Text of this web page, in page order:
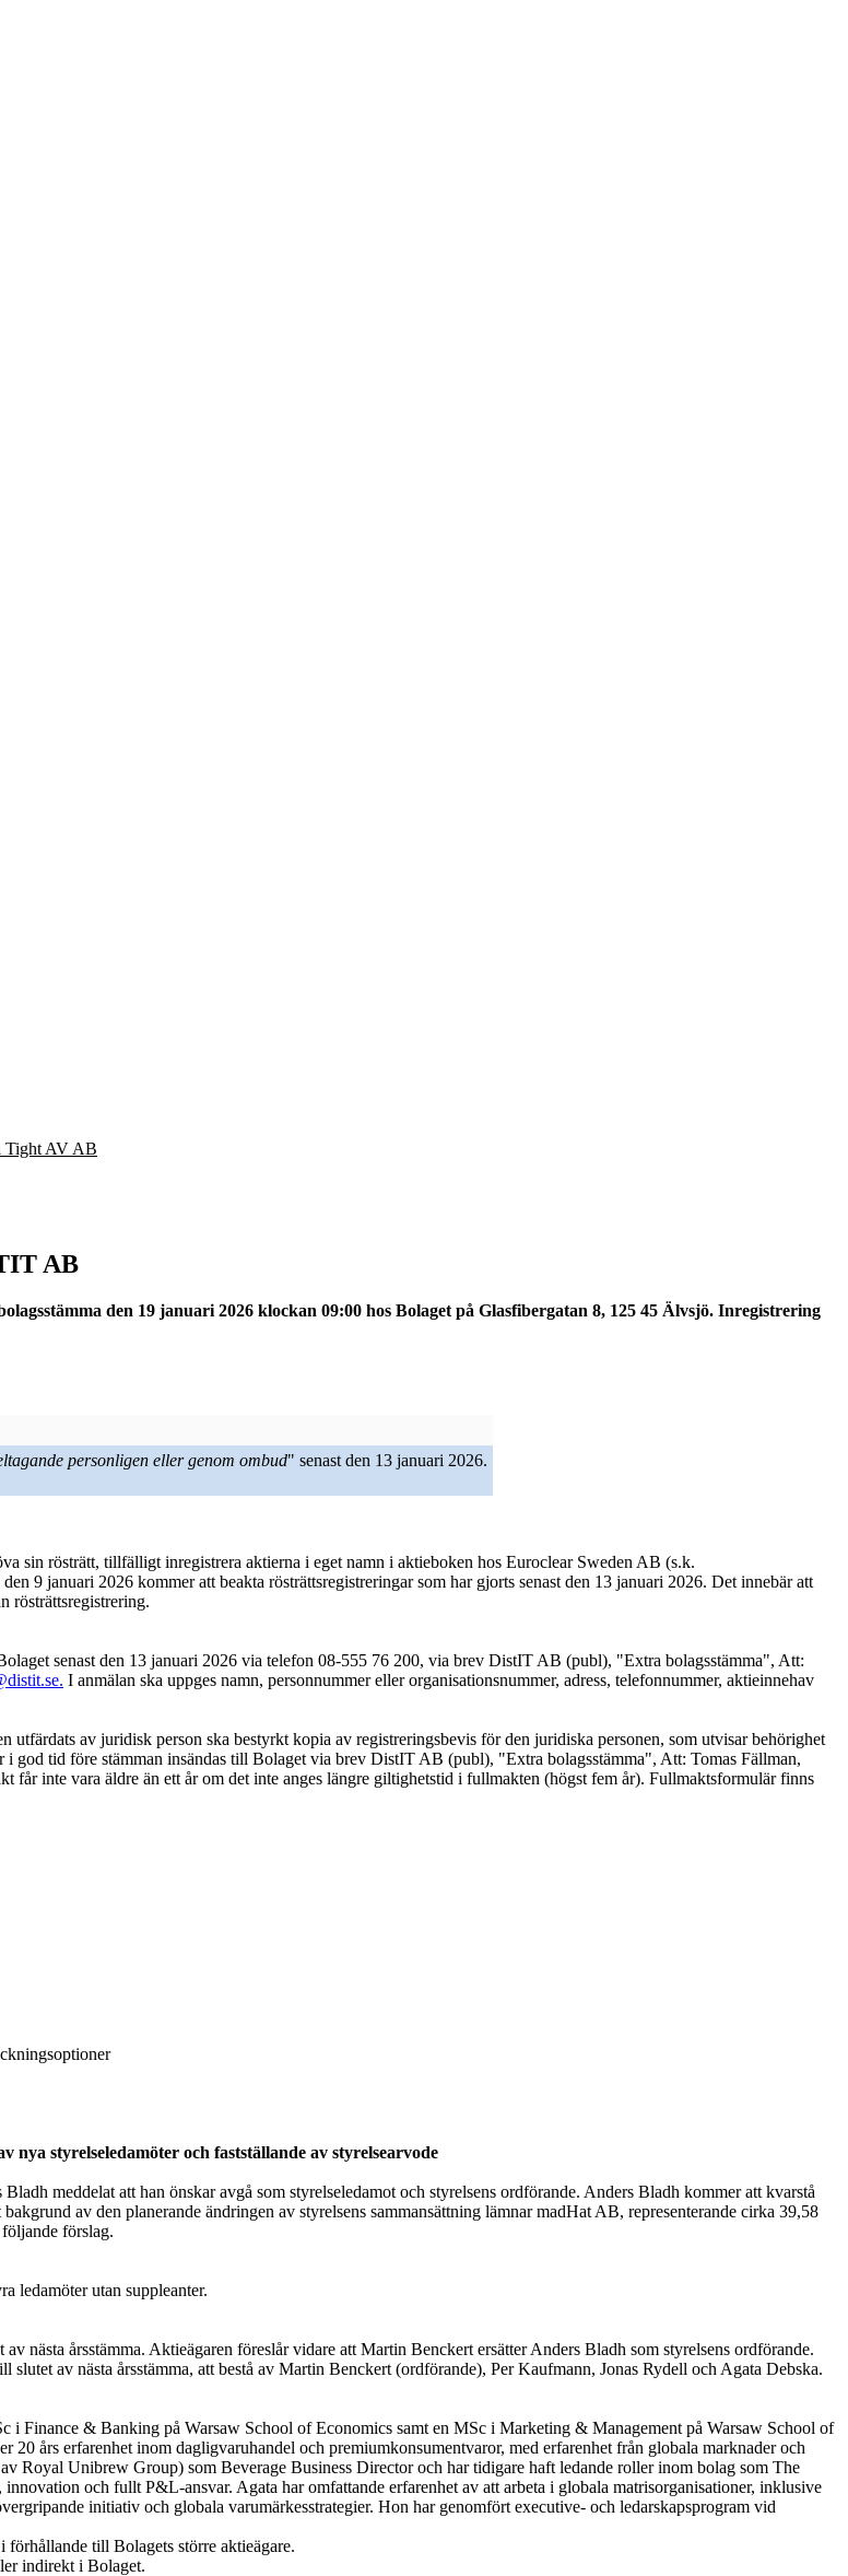
Tight AV AB
AB
den 19 januari 2026 klockan 09:00 hos Bolaget på Glasfibergatan 8, 125 45 Älvsjö. Inregistrering
personligen eller genom ombud" senast den 13 januari 2026.
sin rösträtt, tillfälligt inregistrera aktierna i eget namn i aktieboken hos Euroclear Sweden AB (s.k.
9 januari 2026 kommer att beakta rösträttsregistreringar som har gjorts senast den 13 januari 2026. Det innebär att
rösträttsregistrering.
senast den 13 januari 2026 via telefon 08-555 76 200, via brev DistIT AB (publ), "Extra bolagsstämma", Att:
I anmälan ska uppges namn, personnummer eller organisationsnummer, adress, telefonnummer, aktieinnehav
av juridisk person ska bestyrkt kopia av registreringsbevis för den juridiska personen, som utvisar behörighet
god tid före stämman insändas till Bolaget via brev DistIT AB (publ), "Extra bolagsstämma", Att: Tomas Fällman,
får inte vara äldre än ett år om det inte anges längre giltighetstid i fullmakten (högst fem år). Fullmaktsformulär finns
nya styrelseledamöter och fastställande av styrelsearvode
meddelat att han önskar avgå som styrelseledamot och styrelsens ordförande. Anders Bladh kommer att kvarstå
av den planerande ändringen av styrelsens sammansättning lämnar madHat AB, representerande cirka 39,58
förslag.
ledamöter utan suppleanter.
nästa årsstämma. Aktieägaren föreslår vidare att Martin Benckert ersätter Anders Bladh som styrelsens ordförande.
av nästa årsstämma, att bestå av Martin Benckert (ordförande), Per Kaufmann, Jonas Rydell och Agata Debska.
i Finance & Banking på Warsaw School of Economics samt en MSc i Marketing & Management på Warsaw School of
års erfarenhet inom dagligvaruhandel och premiumkonsumentvaror, med erfarenhet från globala marknader och
Royal Unibrew Group) som Beverage Business Director och har tidigare haft ledande roller inom bolag som The
och fullt P&L-ansvar. Agata har omfattande erfarenhet av att arbeta i globala matrisorganisationer, inklusive
initiativ och globala varumärkesstrategier. Hon har genomfört executive- och ledarskapsprogram vid
till Bolagets större aktieägare.
indirekt i Bolaget.